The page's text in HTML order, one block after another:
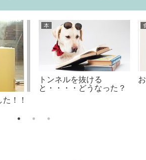
担当
当に稼げる
を読ん
本
いつか見た青い空